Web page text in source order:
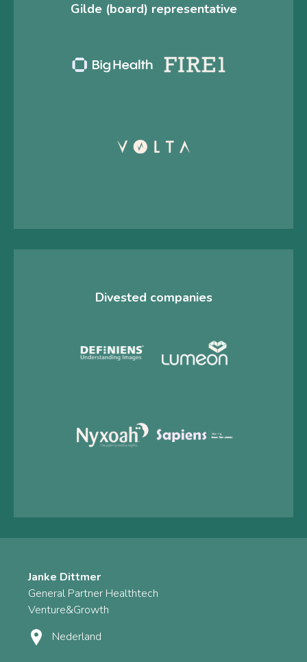
Janke Dittmer
General Partner Healthtech
Venture&Growth
Nederland
Gilde (board) representative
Divested companies